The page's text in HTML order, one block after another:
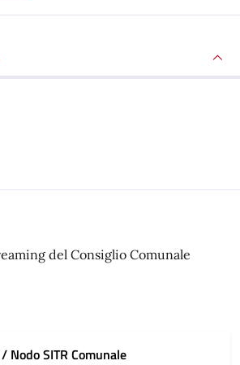
del Consiglio Comunale
Nodo SITR Comunale